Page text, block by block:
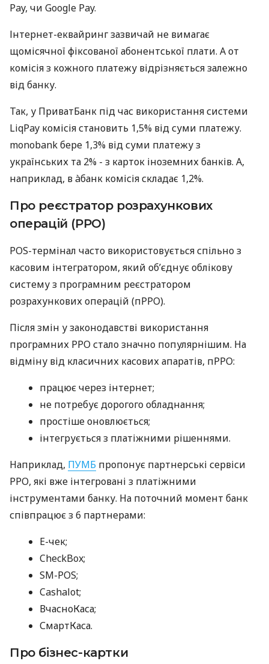
Pay, чи Google Pay.
Інтернет-еквайринг зазвичай не вимагає
щомісячної фіксованої абонентської плати. А от
комісія з кожного платежу відрізняється залежно
від банку.
Так, у ПриватБанк під час використання системи
LiqPay комісія становить 1,5% від суми платежу.
monobank бере 1,3% від суми платежу з
українських та 2% - з карток іноземних банків. А,
наприклад, в àбанк комісія складає 1,2%.
Про реєстратор розрахункових
операцій (РРО)
POS-термінал часто використовується спільно з
касовим інтегратором, який об’єднує облікову
систему з програмним реєстратором
розрахункових операцій (пРРО).
Після змін у законодавстві використання
програмних РРО стало значно популярнішим. На
відміну від класичних касових апаратів, пРРО:
працює через інтернет;
не потребує дорогого обладнання;
простіше оновлюється;
інтегрується з платіжними рішеннями.
Наприклад, ПУМБ пропонує партнерські сервіси
РРО, які вже інтегровані з платіжними
інструментами банку. На поточний момент банк
співпрацює з 6 партнерами:
E-чек;
CheckBox;
SM-POS;
Cashalot;
ВчасноКаса;
СмартКаса.
Про бізнес-картки